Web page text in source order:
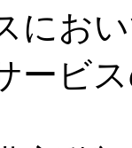
にお
ービ